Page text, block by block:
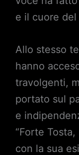
e il cuore
Allo stesso
hanno
travolgenti,
portato sul
e
“Forte
con la sua